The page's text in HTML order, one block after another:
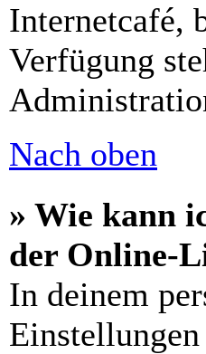
Internetcafé,
Verfügung
Nach oben
» Wie kann
der Online-
In deinem